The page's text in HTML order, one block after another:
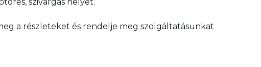
a részleteket és rendelje meg szolgáltatásunkat